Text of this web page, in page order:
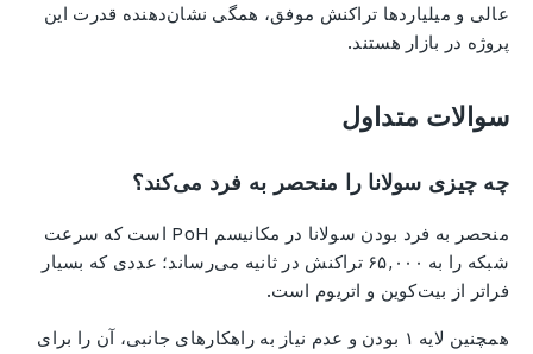
عالی و میلیاردها تراکنش موفق، همگی نشان‌دهنده قدرت این
پروژه در بازار هستند.
سوالات متداول
چه چیزی سولانا را منحصر به فرد می‌کند؟
منحصر به فرد بودن سولانا در مکانیسم PoH است که سرعت
شبکه را به ۶۵,۰۰۰ تراکنش در ثانیه می‌رساند؛ عددی که بسیار
فراتر از بیت‌کوین و اتریوم است.
همچنین لایه ۱ بودن و عدم نیاز به راهکارهای جانبی، آن را برای